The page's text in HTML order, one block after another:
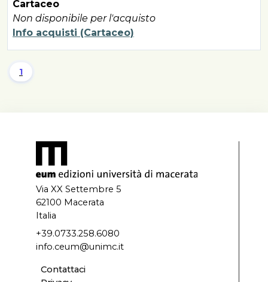
Cartaceo
Non disponibile per l'acquisto
Info acquisti (Cartaceo)
1
Via XX Settembre 5
62100 Macerata
Italia
+39.0733.258.6080
info.ceum@unimc.it
Contattaci